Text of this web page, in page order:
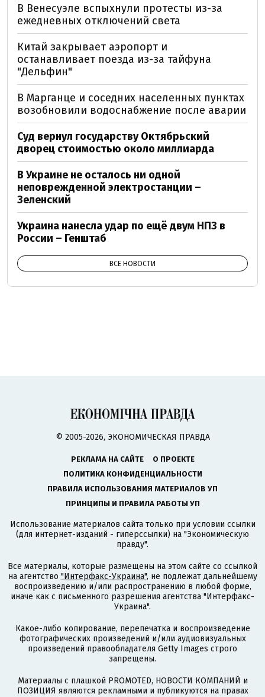
В Венесуэле вспыхнули протесты из-за
ежедневных отключений света
Китай закрывает аэропорт и
останавливает поезда из-за тайфуна
"Дельфин"
В Марганце и соседних населенных пунктах
возобновили водоснабжение после аварии
Суд вернул государству Октябрьский
дворец стоимостью около миллиарда
В Украине не осталось ни одной
неповрежденной электростанции –
Зеленский
Украина нанесла удар по ещё двум НПЗ в
России – Генштаб
ВСЕ НОВОСТИ
© 2005-2026, ЭКОНОМИЧЕСКАЯ ПРАВДА
РЕКЛАМА НА САЙТЕ
О ПРОЕКТЕ
ПОЛИТИКА КОНФИДЕНЦИАЛЬНОСТИ
ПРАВИЛА ИСПОЛЬЗОВАНИЯ МАТЕРИАЛОВ УП
ПРИНЦИПЫ И ПРАВИЛА РАБОТЫ УП
Использование материалов сайта только при условии ссылки
(для интернет-изданий - гиперссылки) на "Экономическую
правду".
Все материалы, которые размещены на этом сайте со ссылкой
на агентство "Интерфакс-Украина", не подлежат дальнейшему
воспроизведению и/или распространению в любой форме,
иначе как с письменного разрешения агентства "Интерфакс-
Украина".
Какое-либо копирование, перепечатка и воспроизведение
фотографических произведений и/или аудиовизуальных
произведений правообладателя Getty Images строго
запрещены.
Материалы с плашкой PROMOTED, НОВОСТИ КОМПАНИЙ и
ПОЗИЦИЯ являются рекламными и публикуются на правах